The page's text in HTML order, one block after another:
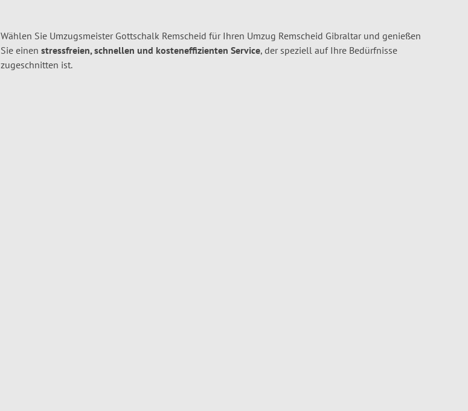
Wählen Sie Umzugsmeister Gottschalk Remscheid für Ihren Umzug Remscheid Gibraltar und genießen
Sie einen stressfreien, schnellen und kosteneffizienten Service, der speziell auf Ihre Bedürfnisse
zugeschnitten ist.